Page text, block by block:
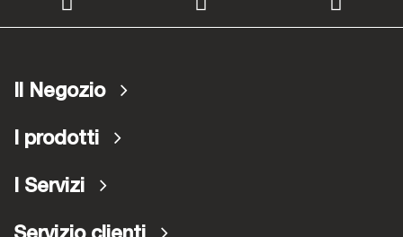
Il Negozio
I prodotti
I Servizi